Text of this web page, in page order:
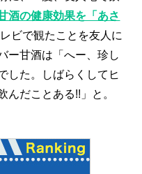
酒の健康効果を「あさ
ビで観たことを友人に
ー甘酒は「へー、珍し
した。しばらくしてヒ
んだことある!!」と。